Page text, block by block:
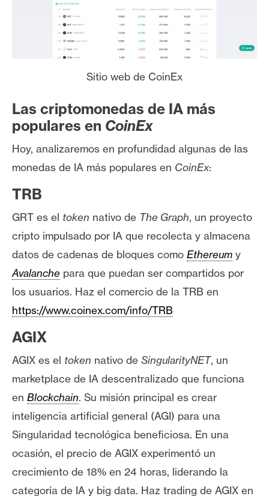
Sitio web de CoinEx
Las criptomonedas de IA más
populares en CoinEx
Hoy, analizaremos en profundidad algunas de las
monedas de IA más populares en CoinEx:
TRB
GRT es el token nativo de The Graph, un proyecto
cripto impulsado por IA que recolecta y almacena
datos de cadenas de bloques como Ethereum y
Avalanche para que puedan ser compartidos por
los usuarios. Haz el comercio de la TRB en
https://www.coinex.com/info/TRB
AGIX
AGIX es el token nativo de SingularityNET, un
marketplace de IA descentralizado que funciona
en Blockchain. Su misión principal es crear
inteligencia artificial general (AGI) para una
Singularidad tecnológica beneficiosa. En una
ocasión, el precio de AGIX experimentó un
crecimiento de 18% en 24 horas, liderando la
categoría de IA y big data. Haz trading de AGIX en